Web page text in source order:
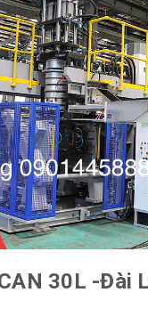
30L -Đài